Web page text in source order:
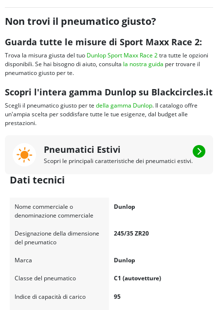
Non trovi il pneumatico giusto?
Guarda tutte le misure di Sport Maxx Race 2:
Trova la misura giusta del tuo Dunlop Sport Maxx Race 2tra tutte le opzioni
disponibili. Se hai bisogno di aiuto, consulta la nostra guida per trovare il
pneumatico giusto per te.
Scopri l'intera gamma Dunlop su Blackcircles.it
Scegli il pneumatico giusto per te della gamma Dunlop. Il catalogo offre
un'ampia scelta per soddisfare tutte le tue esigenze, dal budget alle
prestazioni.
Pneumatici Estivi
Scopri le principali caratteristiche dei pneumatici estivi.
Dati tecnici
Nome commerciale o
denominazione commerciale
Dunlop
Designazione della dimensione
del pneumatico
245/35 ZR20
Marca Dunlop
Classe del pneumatico C1 (autovetture)
Indice di capacità di carico 95